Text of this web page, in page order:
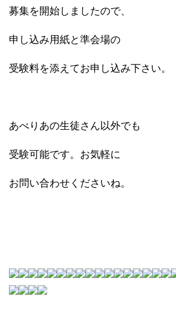
募集を開始しましたので、
申し込み用紙と準会場の
受験料を添えてお申し込み下さい。
あべりあの生徒さん以外でも
受験可能です。お気軽に
お問い合わせくださいね。